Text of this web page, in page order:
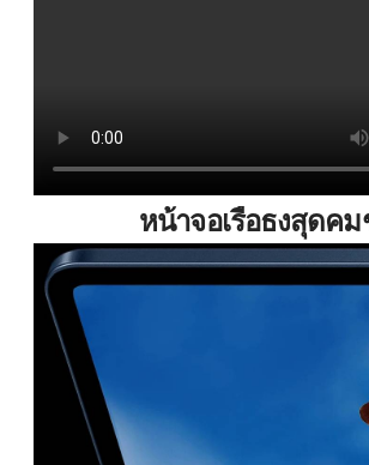
หน้าจอเรือธงสุดค